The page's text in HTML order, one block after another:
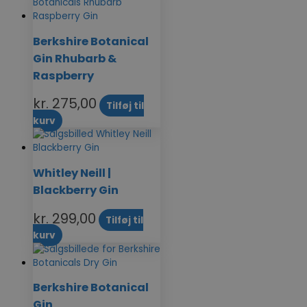
Berkshire Botanical
Gin Rhubarb &
Raspberry
kr. 275,00
Tilføj til
kurv
Whitley Neill |
Blackberry Gin
kr. 299,00
Tilføj til
kurv
Berkshire Botanical